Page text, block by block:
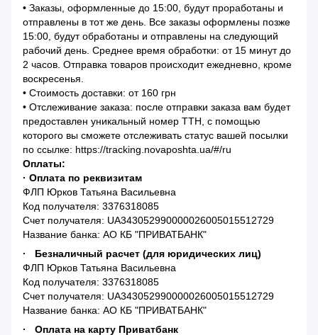
• Заказы, оформленные до 15:00, будут проработаны и
отправлены в тот же день. Все заказы оформлены позже
15:00, будут обработаны и отправлены на следующий
рабочий день. Среднее время обработки: от 15 минут до
2 часов. Отправка товаров происходит ежедневно, кроме
воскресенья.
• Стоимость доставки: от 160 грн
• Отслеживание заказа: после отправки заказа вам будет
предоставлен уникальный номер ТТН, с помощью
которого вы сможете отслеживать статус вашей посылки
по ссылке: https://tracking.novaposhta.ua/#/ru
Оплаты:
· Оплата по реквизитам
ФЛП Юрков Татьяна Васильевна
Код получателя: 3376318085
Счет получателя: UA343052990000026005015512729
Название банка: АО КБ "ПРИВАТБАНК"
· Безналичный расчет (для юридических лиц)
ФЛП Юрков Татьяна Васильевна
Код получателя: 3376318085
Счет получателя: UA343052990000026005015512729
Название банка: АО КБ "ПРИВАТБАНК"
· Оплата на карту Приватбанк